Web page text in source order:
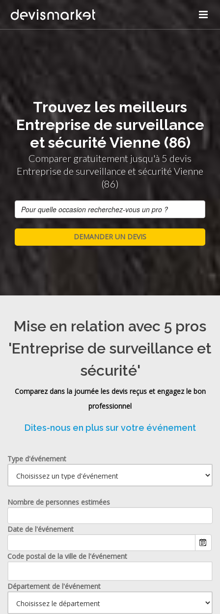
Trouvez les meilleurs
Entreprise de surveillance
et sécurité Vienne (86)
Comparer gratuitement jusqu'à 5 devis
Entreprise de surveillance et sécurité Vienne
(86)
Mise en relation avec 5 pros
'Entreprise de surveillance et
sécurité'
Comparez dans la journée les devis reçus et engagez le bon
professionnel
Dites-nous en plus sur votre événement
Type d'événement
Nombre de personnes estimées
Date de l'événement
Code postal de la ville de l'événement
Département de l'événement